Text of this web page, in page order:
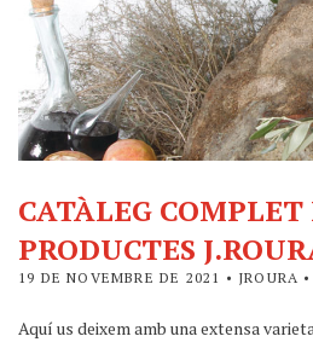
CATÀLEG COMPLET
PRODUCTES
19 DE NOVEMBRE DE 2021 • JROURA •
Aquí us deixem amb una extensa